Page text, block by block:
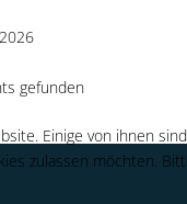
gefunden
Einige von ihnen
zulassen möchten.